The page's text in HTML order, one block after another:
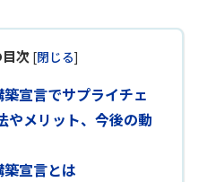
次 [閉じる]
宣言でサプライチェ
やメリット、今後の動
宣言とは